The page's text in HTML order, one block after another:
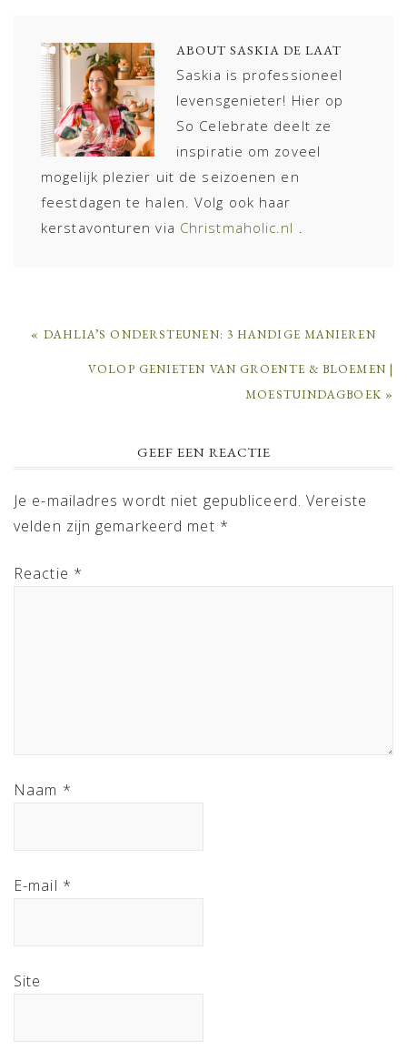
ABOUT SASKIA DE LAAT
Saskia is professioneel
levensgenieter! Hier op
So Celebrate deelt ze
inspiratie om zoveel
mogelijk plezier uit de seizoenen en
feestdagen te halen. Volg ook haar
kerstavonturen via Christmaholic.nl .
PREVIOUS
« DAHLIA’S ONDERSTEUNEN: 3 HANDIGE MANIEREN
NEXT
VOLOP GENIETEN VAN GROENTE & BLOEMEN |
MOESTUINDAGBOEK »
INTERACTIONS
GEEF EEN REACTIE
Je e-mailadres wordt niet gepubliceerd. Vereiste
velden zijn gemarkeerd met *
Reactie *
Naam *
E-mail *
Site